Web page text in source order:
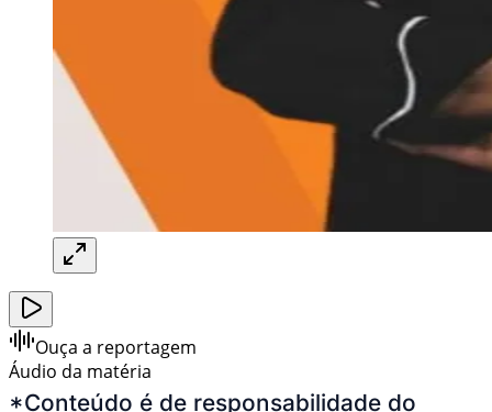
Ouça a reportagem
Áudio da matéria
*Conteúdo é de responsabilidade do